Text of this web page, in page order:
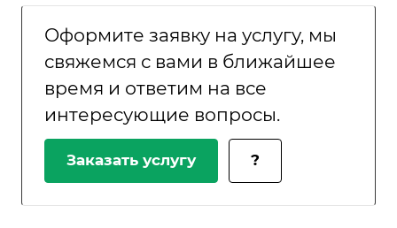
Оформите заявку на услугу, мы
свяжемся с вами в ближайшее
время и ответим на все
интересующие вопросы.
Заказать услугу ?